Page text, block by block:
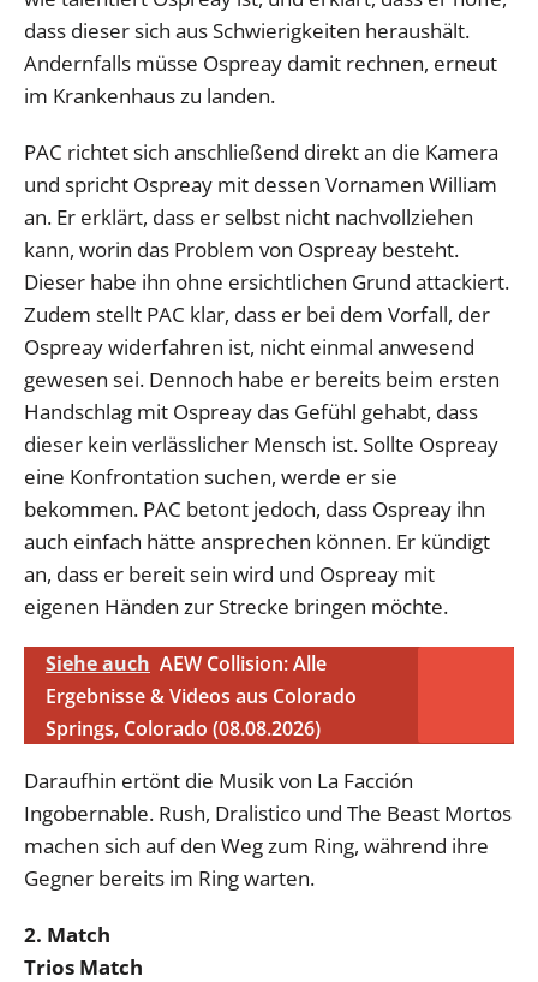
dass dieser sich aus Schwierigkeiten heraushält.
Andernfalls müsse Ospreay damit rechnen, erneut
im Krankenhaus zu landen.
PAC richtet sich anschließend direkt an die Kamera
und spricht Ospreay mit dessen Vornamen William
an. Er erklärt, dass er selbst nicht nachvollziehen
kann, worin das Problem von Ospreay besteht.
Dieser habe ihn ohne ersichtlichen Grund attackiert.
Zudem stellt PAC klar, dass er bei dem Vorfall, der
Ospreay widerfahren ist, nicht einmal anwesend
gewesen sei. Dennoch habe er bereits beim ersten
Handschlag mit Ospreay das Gefühl gehabt, dass
dieser kein verlässlicher Mensch ist. Sollte Ospreay
eine Konfrontation suchen, werde er sie
bekommen. PAC betont jedoch, dass Ospreay ihn
auch einfach hätte ansprechen können. Er kündigt
an, dass er bereit sein wird und Ospreay mit
eigenen Händen zur Strecke bringen möchte.
Siehe auch AEW Collision: Alle
Ergebnisse & Videos aus Colorado
Springs, Colorado (08.08.2026)
Daraufhin ertönt die Musik von La Facción
Ingobernable. Rush, Dralistico und The Beast Mortos
machen sich auf den Weg zum Ring, während ihre
Gegner bereits im Ring warten.
2. Match
Trios Match